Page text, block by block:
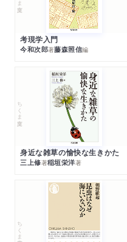
考現学入門
今和次郎著藤森照信編
ちくま文庫
身近な雑草の愉快な生きかた
三上修著稲垣栄洋著
ちくま新書